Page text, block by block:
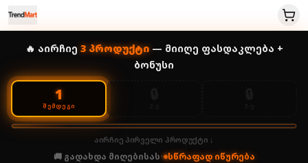
🔥 აირჩიე 3პროდუქტი— მიიღე ფასდაკლება +
ბონუსი
1
ᲨᲔᲛᲓᲔᲒᲘ
აირჩიე პირველი პროდუქტი ↓
🚚 გადახდა მიღებისას• სწრაფად იწურება